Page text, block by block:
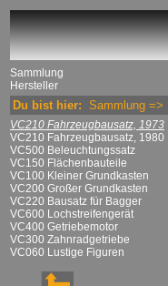
Sammlung
Hersteller
Du bist hier: Sammlung =>
VC210 Fahrzeugbausatz, 1973
VC210 Fahrzeugbausatz, 1980
VC500 Beleuchtungssatz
VC150 Flächenbauteile
VC100 Kleiner Grundkasten
VC200 Großer Grundkasten
VC220 Bausatz für Bagger
VC600 Lochstreifengerät
VC400 Getriebemotor
VC300 Zahnradgetriebe
VC060 Lustige Figuren